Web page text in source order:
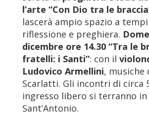
l’arte “Con Dio tra le
lascerà ampio spazio a
riflessione e preghiera.
dicembre ore 14.30 “Tra le
fratelli: i Santi”: con il
Ludovico Armellini, musiche
Scarlatti. Gli incontri di circa
ingresso libero si terranno in
Sant’Antonio.